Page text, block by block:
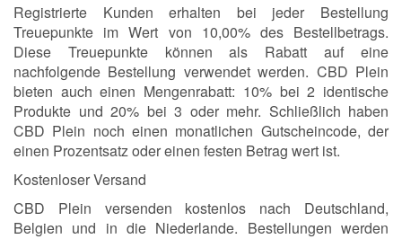
Registrierte Kunden erhalten bei jeder Bestellung
Treuepunkte im Wert von 10,00% des Bestellbetrags.
Diese Treuepunkte können als Rabatt auf eine
nachfolgende Bestellung verwendet werden. CBD Plein
bieten auch einen Mengenrabatt: 10% bei 2 identische
Produkte und 20% bei 3 oder mehr. Schließlich haben
CBD Plein noch einen monatlichen Gutscheincode, der
einen Prozentsatz oder einen festen Betrag wert ist.
Kostenloser Versand
CBD Plein versenden kostenlos nach Deutschland,
Belgien und in die Niederlande. Bestellungen werden